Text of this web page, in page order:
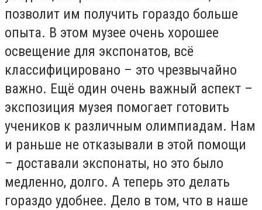
позволит им получить гораздо больше
опыта. В этом музее очень хорошее
освещение для экспонатов, всё
классифицировано – это чрезвычайно
важно. Ещё один очень важный аспект –
экспозиция музея помогает готовить
учеников к различным олимпиадам. Нам
и раньше не отказывали в этой помощи
– доставали экспонаты, но это было
медленно, долго. А теперь это делать
гораздо удобнее. Дело в том, что в наше